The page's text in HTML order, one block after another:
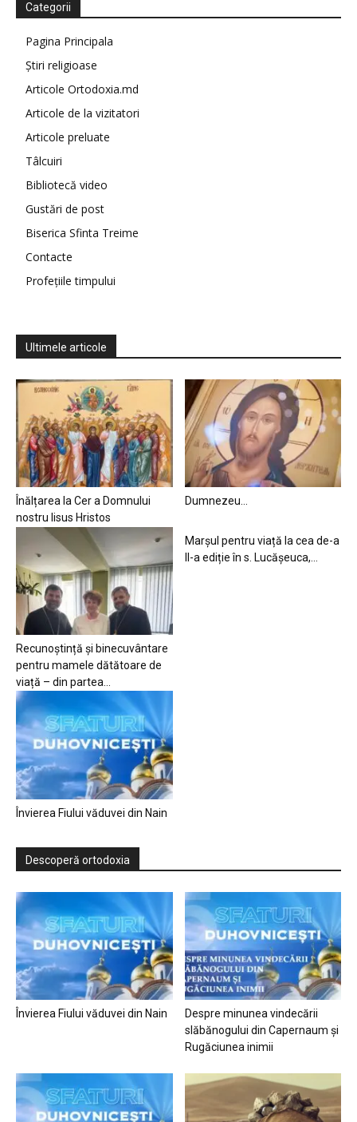
Categorii
Pagina Principala
Știri religioase
Articole Ortodoxia.md
Articole de la vizitatori
Articole preluate
Tâlcuiri
Bibliotecă video
Gustări de post
Biserica Sfinta Treime
Contacte
Profețiile timpului
Ultimele articole
Înălțarea la Cer a Domnului
nostru Iisus Hristos
Dumnezeu…
Recunoștință și binecuvântare
pentru mamele dătătoare de
viață – din partea...
Marșul pentru viață la cea de-a
II-a ediție în s. Lucășeuca,...
Învierea Fiului văduvei din Nain
Descoperă ortodoxia
Învierea Fiului văduvei din Nain
Despre minunea vindecării
slăbănogului din Capernaum și
Rugăciunea inimii